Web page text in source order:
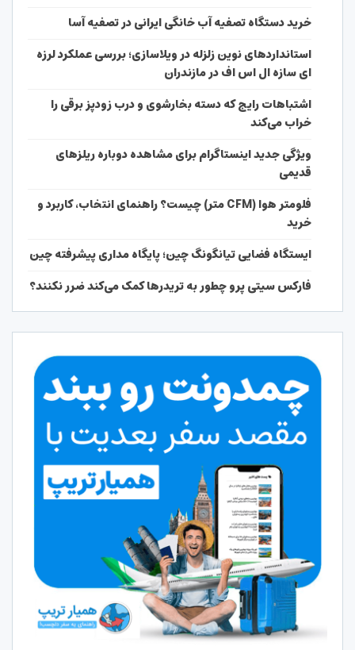
خرید دستگاه تصفیه آب خانگی ایرانی در تصفیه آسا
استانداردهای نوین زلزله در ویلاسازی؛ بررسی عملکرد لرزه
ای سازه ال اس اف در مازندران
اشتباهات رایج که دسته بخارشوی و درب زودپز برقی را
خراب می‌کند
ویژگی جدید اینستاگرام برای مشاهده دوباره ریلزهای
قدیمی
فلومتر هوا (CFM متر) چیست؟ راهنمای انتخاب، کاربرد و
خرید
ایستگاه فضایی تیانگونگ چین؛ پایگاه مداری پیشرفته چین
فارکس سیتی پرو چطور به تریدرها کمک می‌کند ضرر نکنند؟